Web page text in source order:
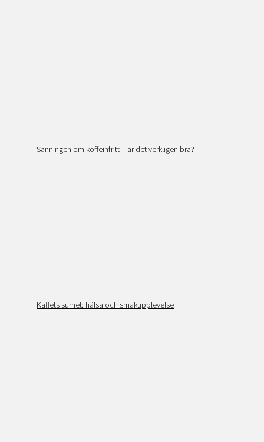
Sanningen om koffeinfritt – är det verkligen bra?
Kaffets surhet: hälsa och smakupplevelse